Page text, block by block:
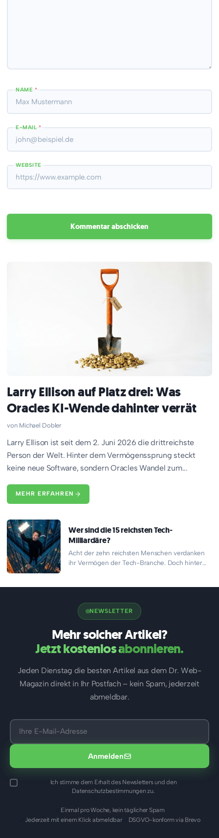
NAME*
E-MAIL*
WEBSITE
Larry Ellison auf Platz drei: Was
Oracles KI-Wende dahinter verrät
Michael Dobler
Larry Ellison ist seit dem 2. Juni 2026 die drittreichste
Person der Welt. Hinter dem Vermögenssprung steckt
keine neue Software, sondern Oracles Wandel zum...
MEHR ERFAHREN
Wer sind die 15 reichsten Tech-
Milliardäre?
Acht der zehn reichsten Menschen verdanken
ihr Vermögen der Tech-Branche. Doch hinter
NEWSLETTER
Mehr solcher Artikel?
Jetzt kostenlos abonnieren.
Jeden Dienstag die besten Artikel aus dem Dr. Web-
Magazin direkt in Ihr Postfach – kein Spam, jederzeit
abmeldbar.
Anmelden
Ich stimme dem Erhalt des Newsletters und den
Datenschutzbestimmungen zu.
Einmal pro Woche, kein täglicher Spam
Jederzeit mit einem Klick abmeldbar
DSGVO-konform via Brevo